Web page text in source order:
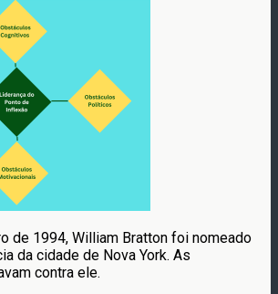
de 1994, William Bratton foi nomeado
da cidade de Nova York. As
contra ele.